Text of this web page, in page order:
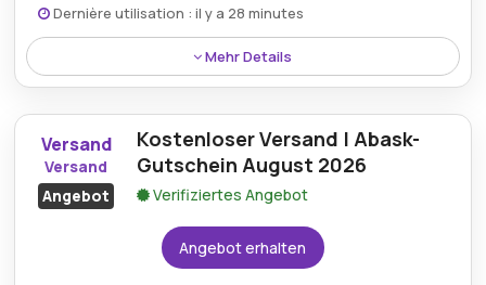
Dernière utilisation : il y a 28 minutes
Mehr Details
Auf Abask.com gibt es mit einem speziellen Code
einen Rabatt von 15 %, der große Ersparnisse bei
einer Vielzahl von Produkten ermöglicht.
Versand
Versand
Angebot
Kostenloser Versand | Abask-
Gutschein August 2026
Verifiziertes Angebot
Angebot erhalten